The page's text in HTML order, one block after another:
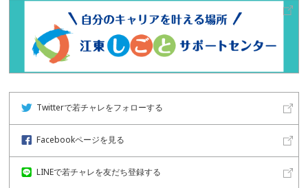
Twitterで若チャレをフォローする
Facebookページを見る
LINEで若チャレを友だち登録する